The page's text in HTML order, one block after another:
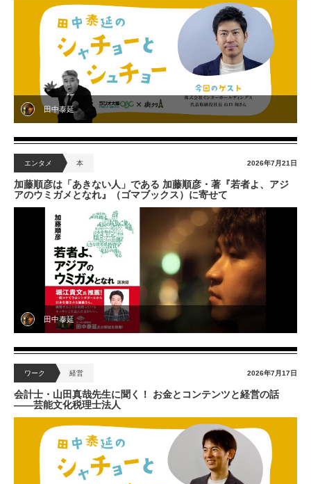
田中泰延
エンタメ 本 2026年7月21日
加藤順彦は「あきない人」である 加藤順彦・著『若者よ、アジ
アのウミガメとなれ』（ゴマブックス）に寄せて
田中泰延
ワーク 経営 2026年7月17日
会計士・山田真哉先生に聞く！ お金とコンテンツと経営の話
——芸能文化税理士法人